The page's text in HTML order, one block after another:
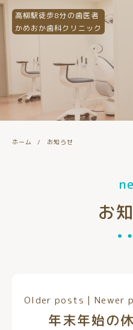
高柳駅徒歩8分の歯医者
かめおか歯科クリニック
ホーム お知らせ
お
Older posts | Newer
年末年始の